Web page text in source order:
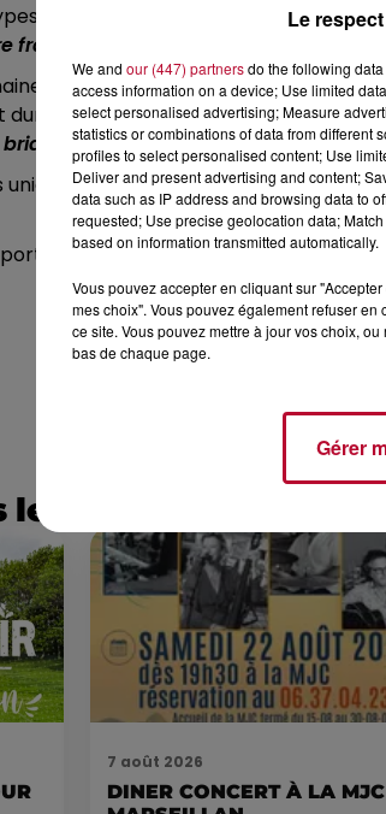
dans son atelier à domicile, avant
français et local"
à Montpellier,Je suis uniquea
durable. "L'industrie textile est la
est essentiel", conclut Virginie.
de Virginie, rendez-vous au
complet sur "Je suis unique"
Sud
7 août 2026
DINER CONCERT À LA
Le
We and our (447) partnersdo the following
access information on a device; Use limited
select personalised advertising; Measure
statistics or combinations of data from different
profiles to select personalised content; Use
Deliver and present advertising and content;
data such as IP address and browsing data to
requested; Use precise geolocation data;
based on information transmitted automatically.
Vous pouvez accepter en cliquant sur
mes choix". Vous pouvez également refuser
ce site. Vous pouvez mettre à jour vos choix,
bas de chaque page.
Gérer